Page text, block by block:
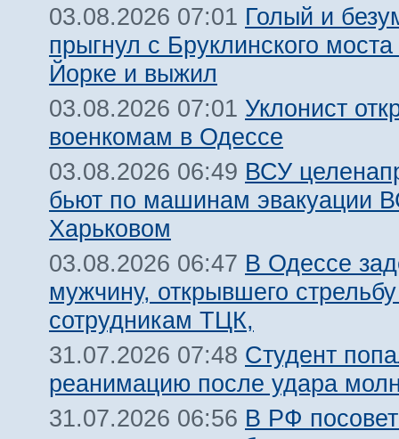
03.08.2026 07:01 Голый и
прыгнул с Бруклинского
Йорке и выжил
03.08.2026 07:01 Уклонист
военкомам в Одессе
03.08.2026 06:49 ВСУ
бьют по машинам эвакуации
Харьковом
03.08.2026 06:47 В Одессе
мужчину, открывшего
сотрудникам ТЦК,
31.07.2026 07:48 Студент
реанимацию после удара
31.07.2026 06:56 В РФ